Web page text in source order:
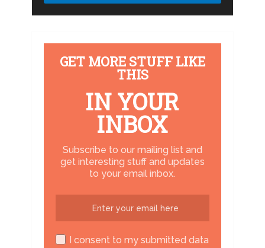
GET MORE STUFF LIKE
THIS
IN YOUR
INBOX
Subscribe to our mailing list and
get interesting stuff and updates
to your email inbox.
I consent to my submitted data